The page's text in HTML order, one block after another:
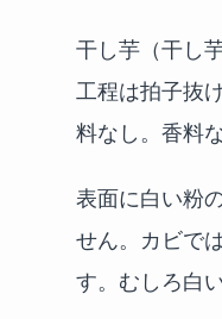
干し芋（干し
工程は拍子抜
料なし。香料
表面に白い粉
せん。カビで
す。むしろ白